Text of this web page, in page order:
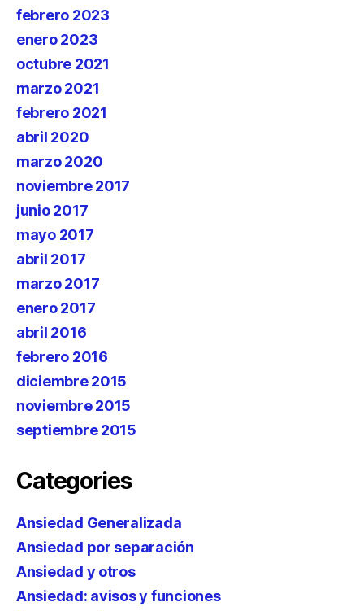
febrero 2023
enero 2023
octubre 2021
marzo 2021
febrero 2021
abril 2020
marzo 2020
noviembre 2017
junio 2017
mayo 2017
abril 2017
marzo 2017
enero 2017
abril 2016
febrero 2016
diciembre 2015
noviembre 2015
septiembre 2015
Categories
Ansiedad Generalizada
Ansiedad por separación
Ansiedad y otros
Ansiedad: avisos y funciones